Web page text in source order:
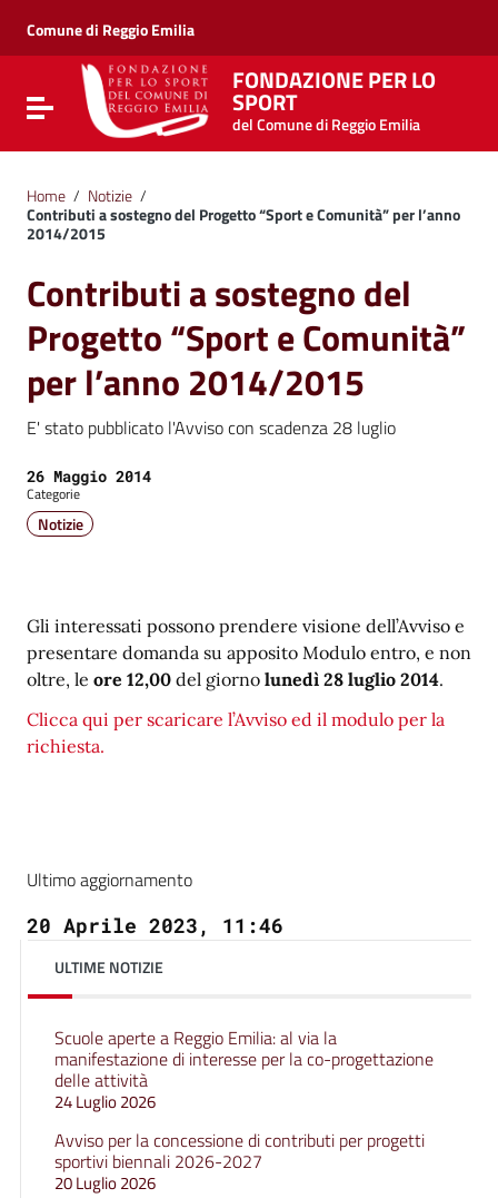
Vai al menu di navigazione
Vai al footer
Comune di Reggio Emilia
Attiva / disattiva la navigazione
FONDAZIONE PER LO
SPORT
del Comune di Reggio Emilia
Home / Notizie /
Contributi a sostegno del Progetto “Sport e Comunità” per l’anno
2014/2015
Contributi a sostegno del
Progetto “Sport e Comunità”
per l’anno 2014/2015
E' stato pubblicato l'Avviso con scadenza 28 luglio
Data:
26 Maggio 2014
Categorie
Notizie
Gli interessati possono prendere visione dell’Avviso e
presentare domanda su apposito Modulo entro, e non
oltre, le ore 12,00 del giorno lunedì 28 luglio 2014.
Clicca qui per scaricare l’Avviso ed il modulo per la
richiesta.
Ultimo aggiornamento
20 Aprile 2023, 11:46
ULTIME NOTIZIE
Scuole aperte a Reggio Emilia: al via la
manifestazione di interesse per la co-progettazione
delle attività
24 Luglio 2026
Avviso per la concessione di contributi per progetti
sportivi biennali 2026-2027
20 Luglio 2026